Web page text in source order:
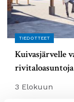
TIEDOTTEET
Kuivasjärvelle
3 Elokuun